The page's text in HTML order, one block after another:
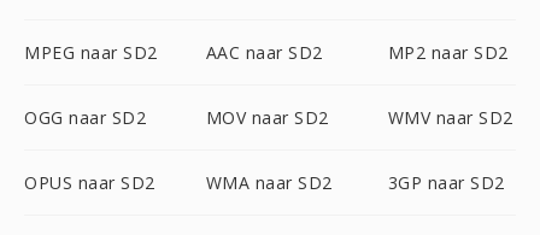
MPEG naar SD2 AAC naar SD2 MP2 naar SD2
OGG naar SD2 MOV naar SD2 WMV naar SD2
OPUS naar SD2 WMA naar SD2 3GP naar SD2